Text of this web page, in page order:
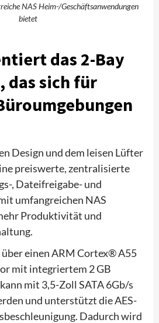
NAS Heim-/Geschäftsanwendungen
bietet
das 2-Bay
das sich für
Design und dem leisen Lüfter
preiswerte, zentralisierte
, Dateifreigabe- und
umfangreichen NAS
Produktivität und
einen ARM Cortex® A55
mit integriertem 2 GB
mit 3,5-Zoll SATA 6Gb/s
und unterstützt die AES-
Dadurch wird